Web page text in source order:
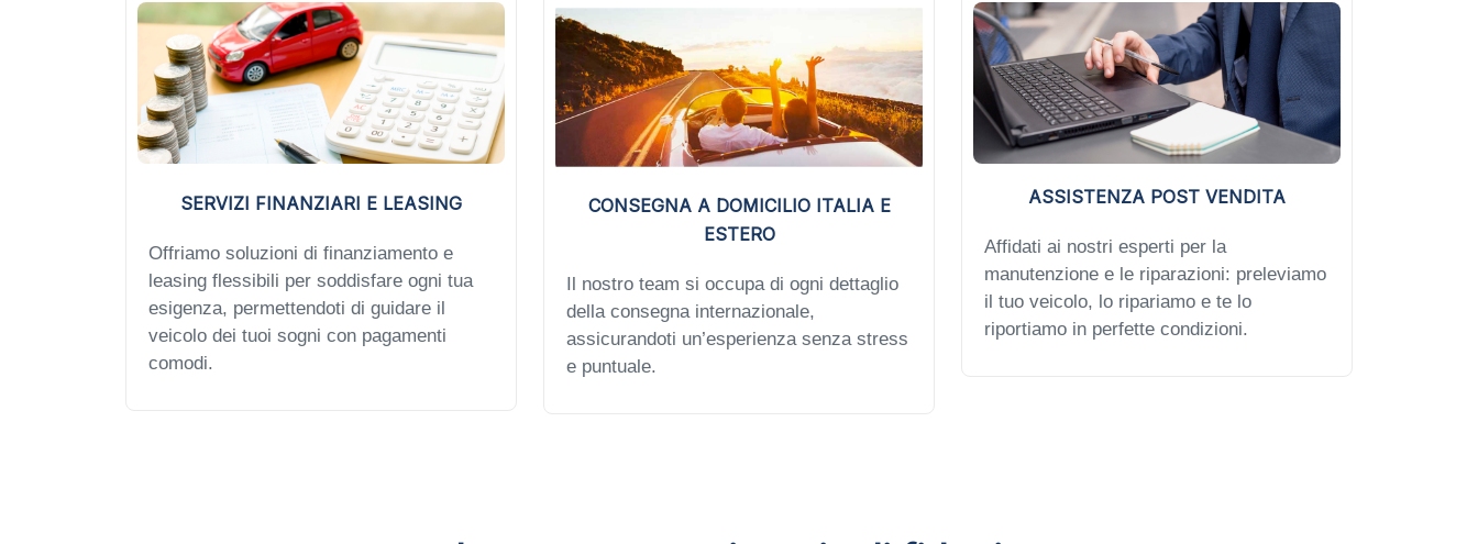
SERVIZI FINANZIARI E LEASING
Offriamo soluzioni di finanziamento e
leasing flessibili per soddisfare ogni tua
esigenza, permettendoti di guidare il
veicolo dei tuoi sogni con pagamenti
comodi.
CONSEGNA A DOMICILIO ITALIA E
ESTERO
Il nostro team si occupa di ogni dettaglio
della consegna internazionale,
assicurandoti un’esperienza senza stress
e puntuale.
ASSISTENZA POST VENDITA
Affidati ai nostri esperti per la
manutenzione e le riparazioni: preleviamo
il tuo veicolo, lo ripariamo e te lo
riportiamo in perfette condizioni.